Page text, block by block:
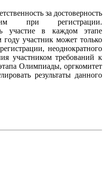
за достоверность
при регистрации.
участие в каждом этапе
участник может только
неоднократного
участником требований к
Олимпиады, оргкомитет
результаты данного